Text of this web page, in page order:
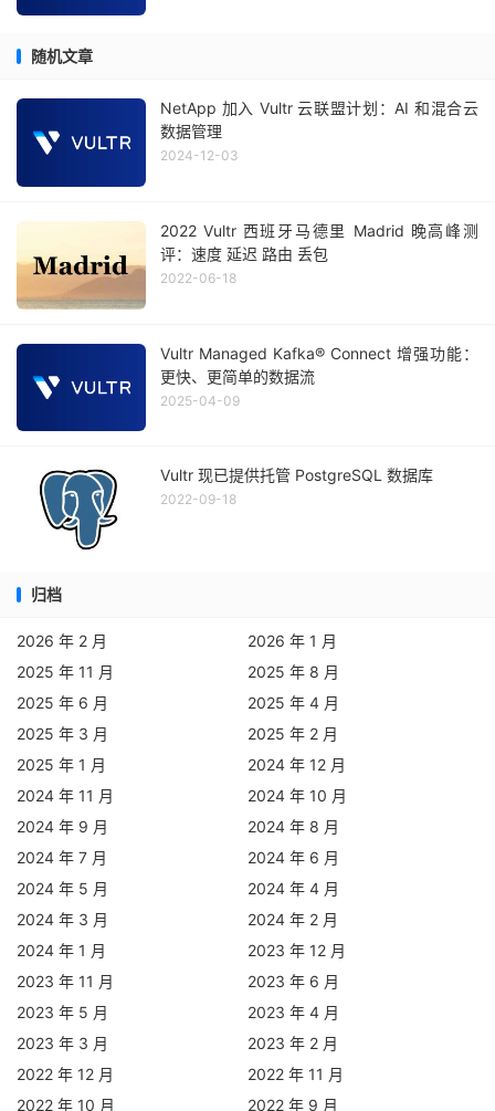
随机文章
NetApp 加入 Vultr 云联盟计划：AI 和混合云
数据管理
2024-12-03
2022 Vultr 西班牙马德里 Madrid 晚高峰测
评：速度 延迟 路由 丢包
2022-06-18
Vultr Managed Kafka® Connect 增强功能：
更快、更简单的数据流
2025-04-09
Vultr 现已提供托管 PostgreSQL 数据库
2022-09-18
归档
2026 年 2 月
2026 年 1 月
2025 年 11 月
2025 年 8 月
2025 年 6 月
2025 年 4 月
2025 年 3 月
2025 年 2 月
2025 年 1 月
2024 年 12 月
2024 年 11 月
2024 年 10 月
2024 年 9 月
2024 年 8 月
2024 年 7 月
2024 年 6 月
2024 年 5 月
2024 年 4 月
2024 年 3 月
2024 年 2 月
2024 年 1 月
2023 年 12 月
2023 年 11 月
2023 年 6 月
2023 年 5 月
2023 年 4 月
2023 年 3 月
2023 年 2 月
2022 年 12 月
2022 年 11 月
2022 年 10 月
2022 年 9 月